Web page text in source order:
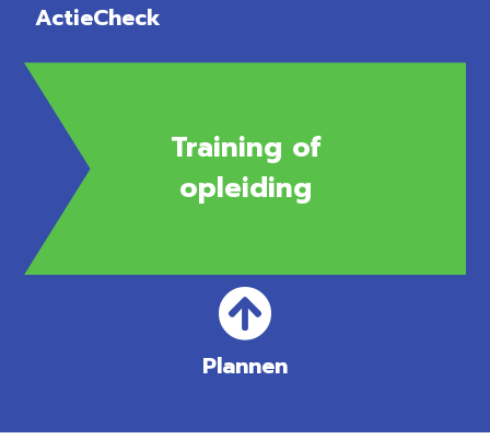
ActieCheck
Training of
opleiding
Plannen